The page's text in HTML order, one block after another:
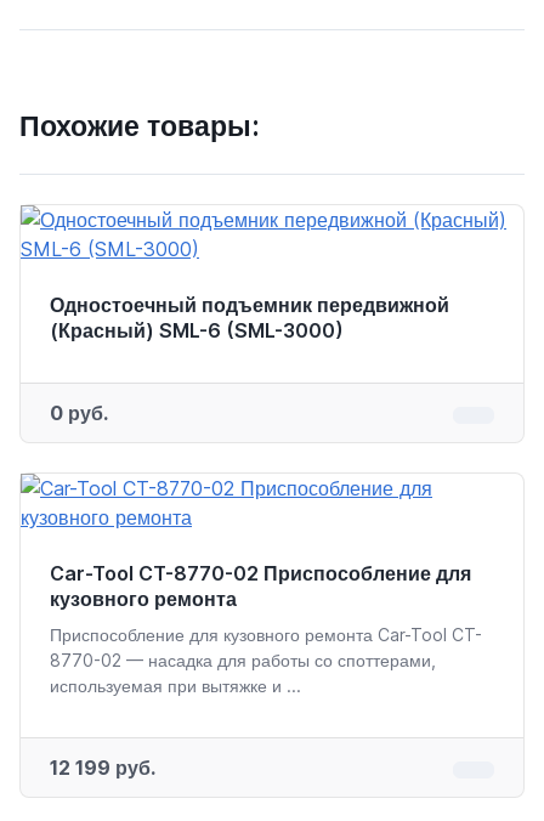
Похожие товары:
Одностоечный подъемник передвижной
(Красный) SML-6 (SML-3000)
0 руб.
Car-Tool CT-8770-02 Приспособление для
кузовного ремонта
Приспособление для кузовного ремонта Car-Tool CT-
8770-02 — насадка для работы со споттерами,
используемая при вытяжке и ...
12 199 руб.